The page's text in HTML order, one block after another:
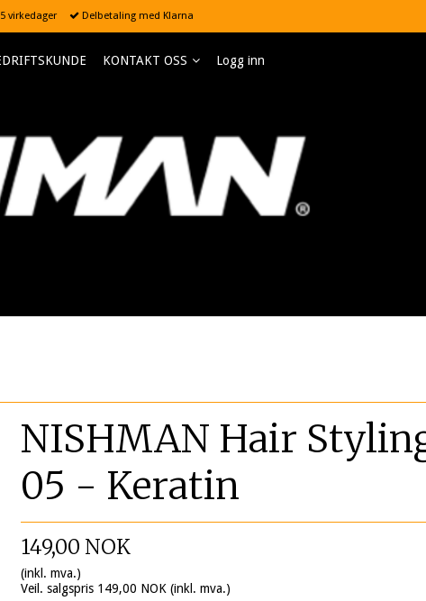
virkedager Delbetaling med Klarna
KONTAKT OSS Logg inn
NISHMAN Hair
05 - Keratin
149,00 NOK
(inkl. mva.)
Veil. salgspris 149,00 NOK (inkl. mva.)